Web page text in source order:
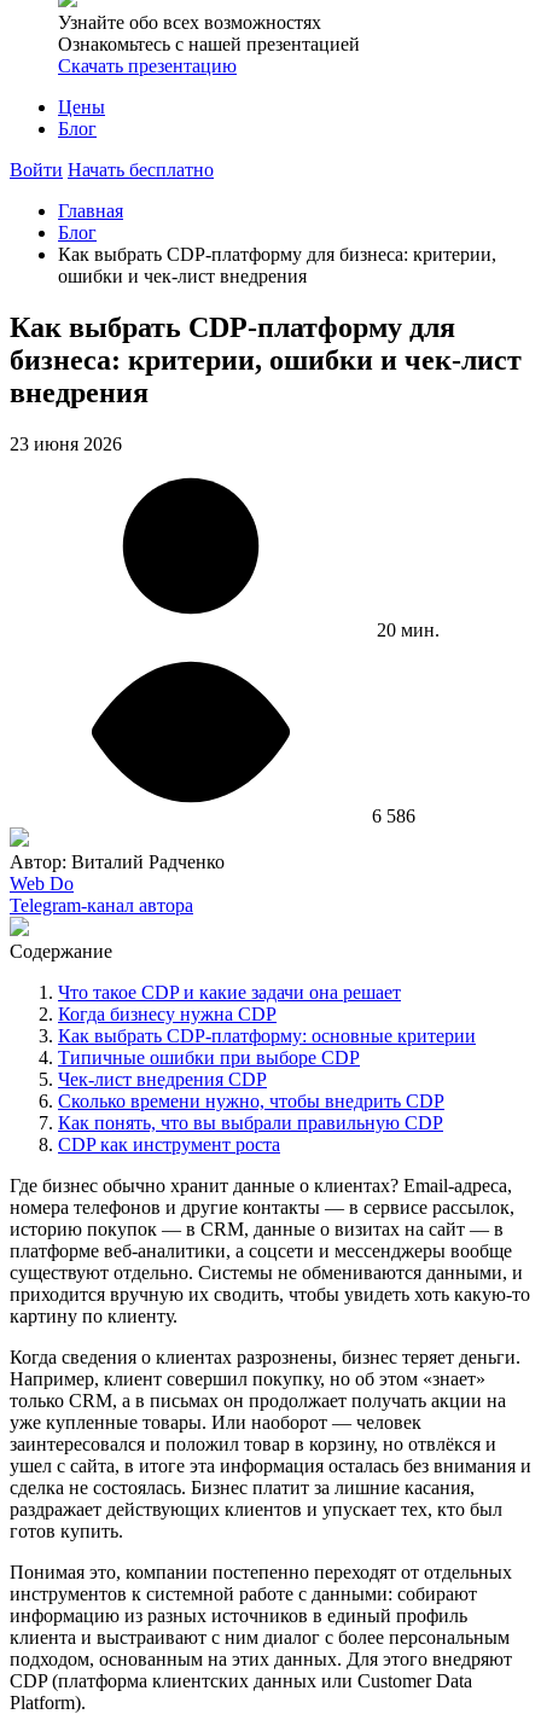
Узнайте обо всех возможностях
Ознакомьтесь с нашей презентацией
Скачать презентацию
Цены
Блог
Войти Начать бесплатно
Главная
Блог
Как выбрать CDP-платформу для бизнеса: критерии,
ошибки и чек-лист внедрения
Как выбрать CDP-платформу для
бизнеса: критерии, ошибки и чек-лист
внедрения
23 июня 2026
20 мин.
6 586
Автор: Виталий Радченко
Web Do
Telegram-канал автора
Содержание
Что такое CDP и какие задачи она решает
Когда бизнесу нужна CDP
Как выбрать CDP-платформу: основные критерии
Типичные ошибки при выборе CDP
Чек-лист внедрения CDP
Сколько времени нужно, чтобы внедрить CDP
Как понять, что вы выбрали правильную CDP
CDP как инструмент роста
Где бизнес обычно хранит данные о клиентах? Email-адреса,
номера телефонов и другие контакты — в сервисе рассылок,
историю покупок — в CRM, данные о визитах на сайт — в
платформе веб-аналитики, а соцсети и мессенджеры вообще
существуют отдельно. Системы не обмениваются данными, и
приходится вручную их сводить, чтобы увидеть хоть какую-то
картину по клиенту.
Когда сведения о клиентах разрознены, бизнес теряет деньги.
Например, клиент совершил покупку, но об этом «знает»
только CRM, а в письмах он продолжает получать акции на
уже купленные товары. Или наоборот — человек
заинтересовался и положил товар в корзину, но отвлёкся и
ушел с сайта, в итоге эта информация осталась без внимания и
сделка не состоялась. Бизнес платит за лишние касания,
раздражает действующих клиентов и упускает тех, кто был
готов купить.
Понимая это, компании постепенно переходят от отдельных
инструментов к системной работе с данными: собирают
информацию из разных источников в единый профиль
клиента и выстраивают с ним диалог с более персональным
подходом, основанным на этих данных. Для этого внедряют
CDP (платформа клиентских данных или Customer Data
Platform).